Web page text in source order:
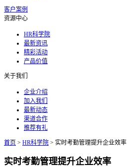
客户案例
资源中心
HR科学院
最新资讯
精彩活动
产品价值
关于我们
企业介绍
加入我们
最新动态
渠道合作
推荐有礼
首页 > HR科学院 > 实时考勤管理提升企业效率
实时考勤管理提升企业效率